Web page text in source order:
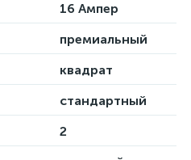
16 Ампер
премиальный
квадрат
стандартный
2